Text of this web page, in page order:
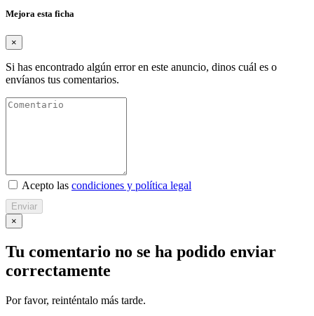
Mejora esta ficha
×
Si has encontrado algún error en este anuncio, dinos cuál es o
envíanos tus comentarios.
Acepto las condiciones y política legal
Enviar
×
Tu comentario no se ha podido enviar
correctamente
Por favor, reinténtalo más tarde.